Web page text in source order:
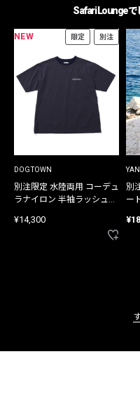
Safari Loungeで
NEW 限定 別注
DOGTOWN
別注限定 水陸両用 コーデュ
ラナイロン 半袖ラッシュガ
¥14,300
別
ー